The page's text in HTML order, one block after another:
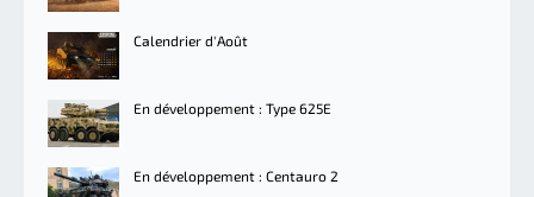
Calendrier d'Août
En développement : Type 625E
En développement : Centauro 2